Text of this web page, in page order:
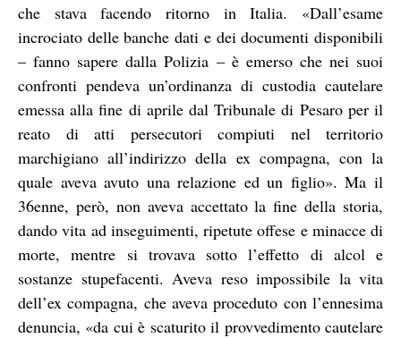
che stava facendo ritorno in Italia. «Dall’esame
incrociato delle banche dati e dei documenti disponibili
– fanno sapere dalla Polizia – è emerso che nei suoi
confronti pendeva un’ordinanza di custodia cautelare
emessa alla fine di aprile dal Tribunale di Pesaro per il
reato di atti persecutori compiuti nel territorio
marchigiano all’indirizzo della ex compagna, con la
quale aveva avuto una relazione ed un figlio». Ma il
36enne, però, non aveva accettato la fine della storia,
dando vita ad inseguimenti, ripetute offese e minacce di
morte, mentre si trovava sotto l’effetto di alcol e
sostanze stupefacenti. Aveva reso impossibile la vita
dell’ex compagna, che aveva proceduto con l’ennesima
denuncia, «da cui è scaturito il provvedimento cautelare